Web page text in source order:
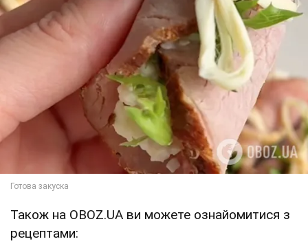
Також на OBOZ.UA ви можете ознайомитися з
рецептами: